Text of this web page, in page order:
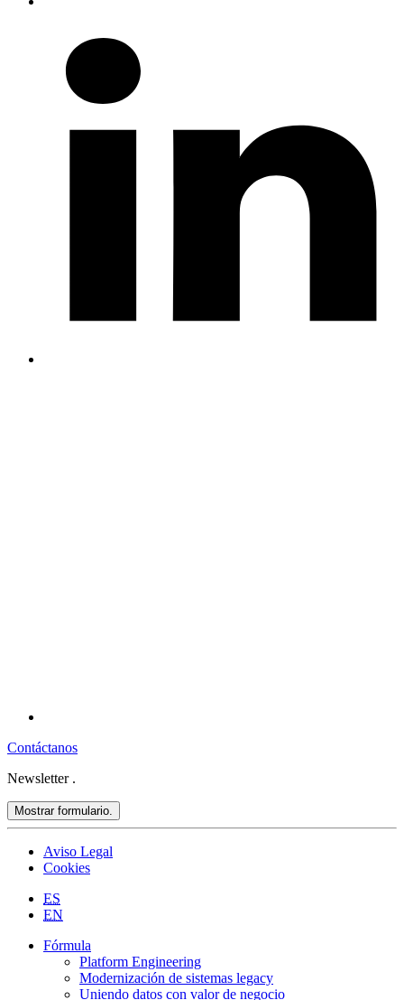
Contáctanos
Newsletter .
Mostrar formulario.
Aviso Legal
Cookies
ES
EN
Fórmula
Platform Engineering
Modernización de sistemas legacy
Uniendo datos con valor de negocio